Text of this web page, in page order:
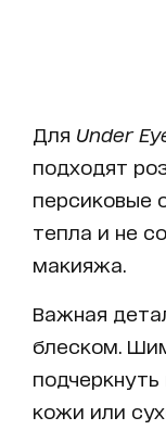
Для Under
подходят
персиковые
тепла и не
макияжа.
Важная
блеском.
кожи или